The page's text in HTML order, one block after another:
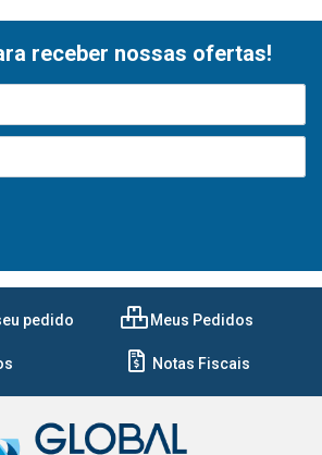
receber nossas ofertas!
pedido Meus Pedidos
Notas Fiscais